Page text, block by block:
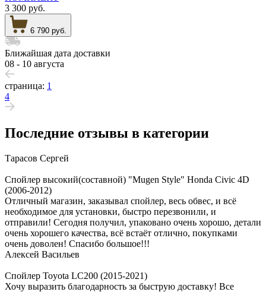
3 300 руб.
6 790 руб.
Ближайшая дата доставки
08 - 10 августа
страница: 1
4
Последние отзывы в категории
Тарасов Сергей
Спойлер высокий(составной) "Mugen Style" Honda Civic 4D
(2006-2012)
Отличный магазин, заказывал спойлер, весь обвес, и всё
необходимое для установки, быстро перезвонили, и
отправили! Сегодня получил, упаковано очень хорошо, детали
очень хорошего качества, всё встаёт отлично, покупками
очень доволен! Спасибо большое!!!
Алексей Васильев
Спойлер Toyota LC200 (2015-2021)
Хочу выразить благодарность за быструю доставку! Все